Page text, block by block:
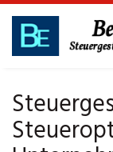
Skip
main